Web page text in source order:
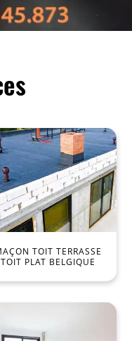
TOIT TERRASSE
TOIT PLAT BELGIQUE